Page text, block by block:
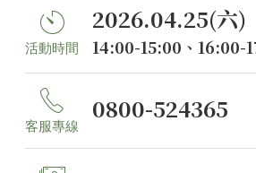
活動時間
2026.04.25(六)
14:00-15:00、16:00-
客服專線
0800-524365